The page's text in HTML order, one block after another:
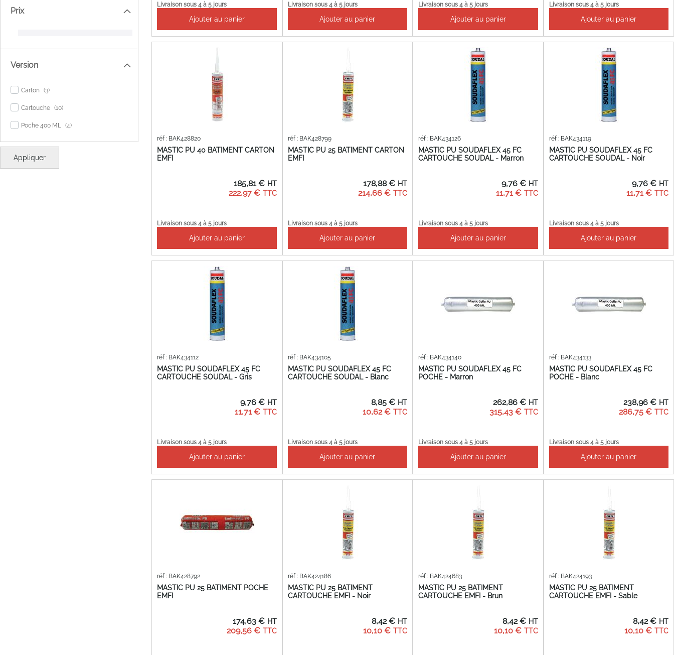
Livraison sous 4 à 5 jours
Ajouter au panier
Livraison sous 4 à 5 jours
Ajouter au panier
Livraison sous 4 à 5 jours
Ajouter au panier
Livraison sous 4 à 5 jours
Ajouter au panier
MASTIC PU 40 BATIMENT CARTON
EMFI
réf : BAK428820
222,97 €
185,81 €
Livraison sous 4 à 5 jours
Ajouter au panier
MASTIC PU 25 BATIMENT CARTON
EMFI
réf : BAK428799
214,66 €
178,88 €
Livraison sous 4 à 5 jours
Ajouter au panier
MASTIC PU SOUDAFLEX 45 FC
CARTOUCHE SOUDAL - Marron
réf : BAK434126
11,71 €
9,76 €
Livraison sous 4 à 5 jours
Ajouter au panier
MASTIC PU SOUDAFLEX 45 FC
CARTOUCHE SOUDAL - Noir
réf : BAK434119
11,71 €
9,76 €
Livraison sous 4 à 5 jours
Ajouter au panier
MASTIC PU SOUDAFLEX 45 FC
CARTOUCHE SOUDAL - Gris
réf : BAK434112
11,71 €
9,76 €
Livraison sous 4 à 5 jours
Ajouter au panier
MASTIC PU SOUDAFLEX 45 FC
CARTOUCHE SOUDAL - Blanc
réf : BAK434105
10,62 €
8,85 €
Livraison sous 4 à 5 jours
Ajouter au panier
MASTIC PU SOUDAFLEX 45 FC
POCHE - Marron
réf : BAK434140
315,43 €
262,86 €
Livraison sous 4 à 5 jours
Ajouter au panier
MASTIC PU SOUDAFLEX 45 FC
POCHE - Blanc
réf : BAK434133
286,75 €
238,96 €
Livraison sous 4 à 5 jours
Ajouter au panier
MASTIC PU 25 BATIMENT POCHE
EMFI
réf : BAK428792
209,56 €
174,63 €
MASTIC PU 25 BATIMENT
CARTOUCHE EMFI - Noir
réf : BAK424186
10,10 €
8,42 €
MASTIC PU 25 BATIMENT
CARTOUCHE EMFI - Brun
réf : BAK424683
10,10 €
8,42 €
MASTIC PU 25 BATIMENT
CARTOUCHE EMFI - Sable
réf : BAK424193
10,10 €
8,42 €
Prix
Version
Carton 3items
Cartouche 10items
Poche 400 ML 4items
Appliquer